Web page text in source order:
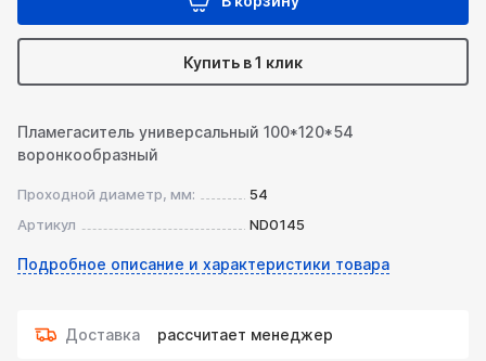
Купить в 1 клик
Пламегаситель универсальный 100*120*54
воронкообразный
Проходной диаметр, мм:
54
Артикул
ND0145
Подробное описание и характеристики товара
Доставка рассчитает менеджер